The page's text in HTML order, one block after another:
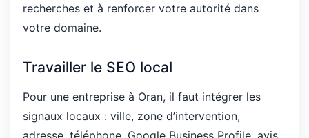
recherches et à renforcer votre autorité dans
votre domaine.
Travailler le SEO local
Pour une entreprise à Oran, il faut intégrer les
signaux locaux : ville, zone d’intervention,
adresse, téléphone, Google Business Profile, avis